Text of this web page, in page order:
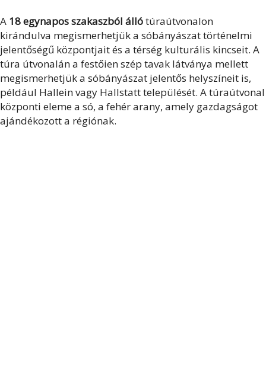
A 18 egynapos szakaszból állótúraútvonalon
kirándulva megismerhetjük a sóbányászat történelmi
jelentőségű központjait és a térség kulturális kincseit. A
túra útvonalán a festőien szép tavak látványa mellett
megismerhetjük a sóbányászat jelentős helyszíneit is,
például Hallein vagy Hallstatt települését. A túraútvonal
központi eleme a só, a fehér arany, amely gazdagságot
ajándékozott a régiónak.